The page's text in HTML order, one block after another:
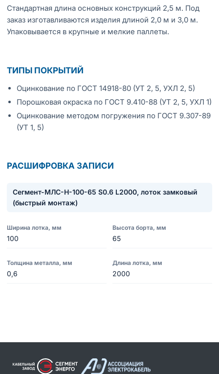
Стандартная длина основных конструкций 2,5 м. Под
заказ изготавливаются изделия длиной 2,0 м и 3,0 м.
Упаковывается в крупные и мелкие паллеты.
ТИПЫ ПОКРЫТИЙ
Оцинкование по ГОСТ 14918-80 (УТ 2, 5, УХЛ 2, 5)
Порошковая окраска по ГОСТ 9.410-88 (УТ 2, 5, УХЛ 1)
Оцинкование методом погружения по ГОСТ 9.307-89
(УТ 1, 5)
РАСШИФРОВКА ЗАПИСИ
Сегмент-МЛC-Н-100-65 S0.6 L2000, лоток замковый
(быстрый монтаж)
Ширина лотка, мм
100
Высота борта, мм
65
Толщина металла, мм
0,6
Длина лотка, мм
2000